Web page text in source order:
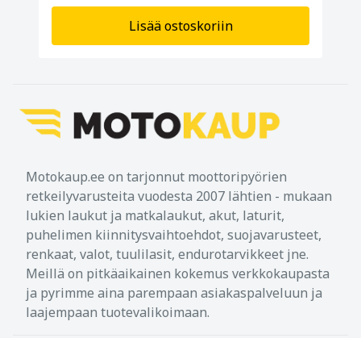
Lisää ostoskoriin
Motokaup.ee on tarjonnut moottoripyörien
retkeilyvarusteita vuodesta 2007 lähtien - mukaan
lukien laukut ja matkalaukut, akut, laturit,
puhelimen kiinnitysvaihtoehdot, suojavarusteet,
renkaat, valot, tuulilasit, endurotarvikkeet jne.
Meillä on pitkäaikainen kokemus verkkokaupasta
ja pyrimme aina parempaan asiakaspalveluun ja
laajempaan tuotevalikoimaan.